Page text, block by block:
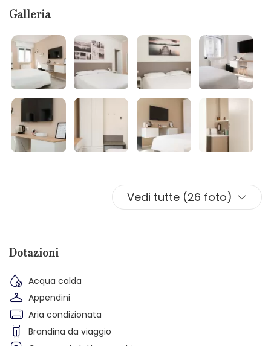
Galleria
Vedi tutte (26 foto)
Dotazioni
Acqua calda
Appendini
Aria condizionata
Brandina da viaggio